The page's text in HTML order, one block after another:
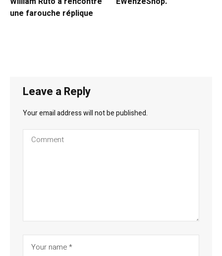
une farouche réplique
Leave a Reply
Your email address will not be published.